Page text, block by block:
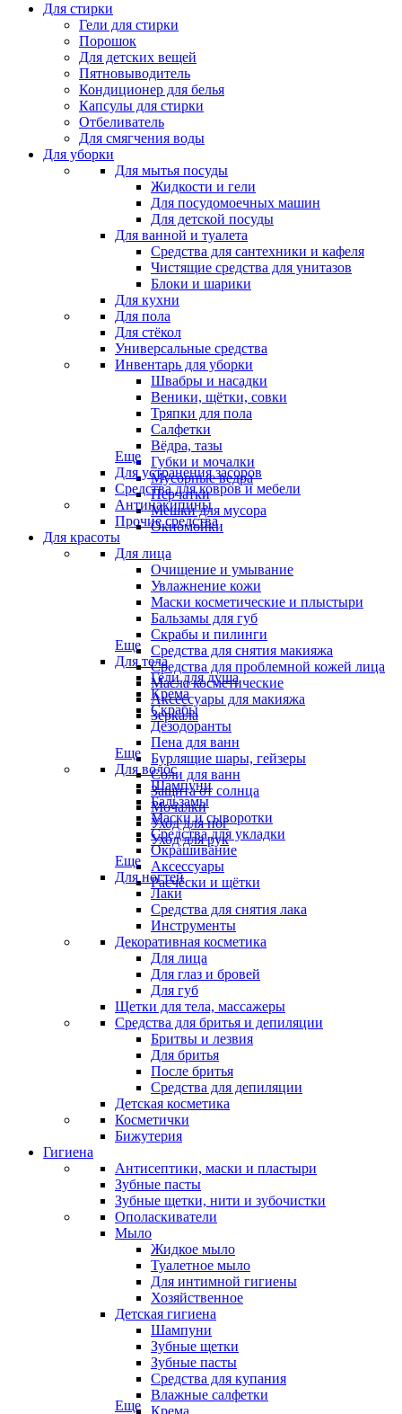
Для стирки
Гели для стирки
Порошок
Для детских вещей
Пятновыводитель
Кондиционер для белья
Капсулы для стирки
Отбеливатель
Для смягчения воды
Для уборки
Для мытья посуды
Жидкости и гели
Для посудомоечных машин
Для детской посуды
Для ванной и туалета
Средства для сантехники и кафеля
Чистящие средства для унитазов
Блоки и шарики
Для кухни
Для пола
Для стёкол
Универсальные средства
Инвентарь для уборки
Швабры и насадки
Веники, щётки, совки
Тряпки для пола
Салфетки
Вёдра, тазы
Губки и мочалки
Мусорные ведра
Перчатки
Мешки для мусора
Окномойки
Еще
Для устранения засоров
Средства для ковров и мебели
Антинакипины
Прочие средства
Для красоты
Для лица
Очищение и умывание
Увлажнение кожи
Маски косметические и плыстыри
Бальзамы для губ
Скрабы и пилинги
Средства для снятия макияжа
Средства для проблемной кожей лица
Масла косметические
Аксессуары для макияжа
Зеркала
Еще
Для тела
Гели для душа
Крема
Скрабы
Дезодоранты
Пена для ванн
Бурлящие шары, гейзеры
Соли для ванн
Защита от солнца
Мочалки
Уход для ног
Уход для рук
Еще
Для волос
Шампуни
Бальзамы
Маски и сыворотки
Средства для укладки
Окрашивание
Аксессуары
Расчёски и щётки
Еще
Для ногтей
Лаки
Средства для снятия лака
Инструменты
Декоративная косметика
Для лица
Для глаз и бровей
Для губ
Щетки для тела, массажеры
Средства для бритья и депиляции
Бритвы и лезвия
Для бритья
После бритья
Средства для депиляции
Детская косметика
Косметички
Бижутерия
Гигиена
Антисептики, маски и пластыри
Зубные пасты
Зубные щетки, нити и зубочистки
Ополаскиватели
Мыло
Жидкое мыло
Туалетное мыло
Для интимной гигиены
Хозяйственное
Детская гигиена
Шампуни
Зубные щетки
Зубные пасты
Средства для купания
Влажные салфетки
Крема
Еще